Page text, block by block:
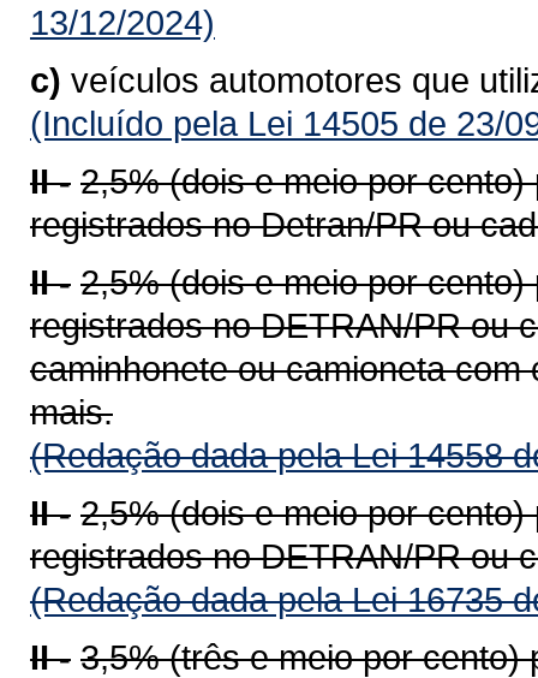
13/12/2024)
c) veículos automotores que
(Incluído pela Lei 14505 de 23/
II - 2,5% (dois e meio por
registrados no Detran/PR ou
II - 2,5% (dois e meio por
registrados no DETRAN/PR ou
caminhonete ou camioneta
mais.
(Redação dada pela Lei 14558
II - 2,5% (dois e meio por
registrados no DETRAN/PR ou
(Redação dada pela Lei 16735
II - 3,5% (três e meio por